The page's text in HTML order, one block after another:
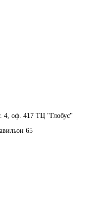
4, оф. 417 ТЦ "Глобус"
65